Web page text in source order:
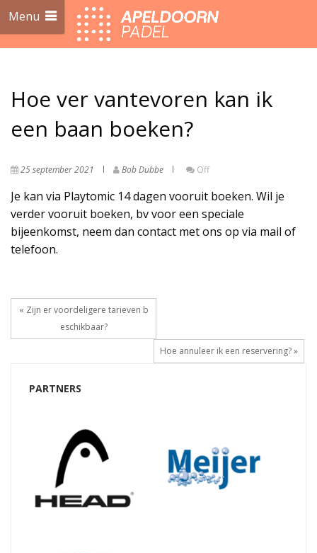
Menu
Hoe ver vantevoren kan ik
een baan boeken?
25 september 2021 Bob Dubbe Off
Je kan via Playtomic 14 dagen vooruit boeken. Wil je
verder vooruit boeken, bv voor een speciale
bijeenkomst, neem dan contact met ons op via mail of
telefoon.
« Zijn er voordeligere tarieven b
eschikbaar?
Hoe annuleer ik een reservering? »
PARTNERS